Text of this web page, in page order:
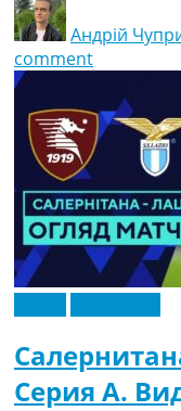
Андрій
comment
Серия A.